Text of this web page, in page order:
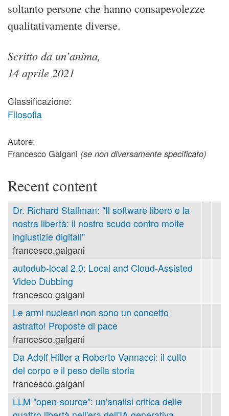
soltanto persone che hanno consapevolezze
qualitativamente diverse.
Scritto da un’anima,
14 aprile 2021
Classificazione:
Filosofia
Autore:
Francesco Galgani (se non diversamente specificato)
Recent content
Dr. Richard Stallman: "Il software libero e la
nostra libertà: il nostro scudo contro molte
ingiustizie digitali"
francesco.galgani
autodub-local 2.0: Local and Cloud-Assisted
Video Dubbing
francesco.galgani
Le armi nucleari non sono un concetto
astratto! Proposte di pace
francesco.galgani
Da Adolf Hitler a Roberto Vannacci: il culto
del corpo e il peso della storia
francesco.galgani
LLM "open-source": un'analisi critica delle